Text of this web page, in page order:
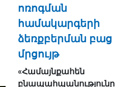
ոռոգման
համակարգերի
ձեռքբերման բաց
մրցույթ
«Համայնքահեն
բնապահպանությունը